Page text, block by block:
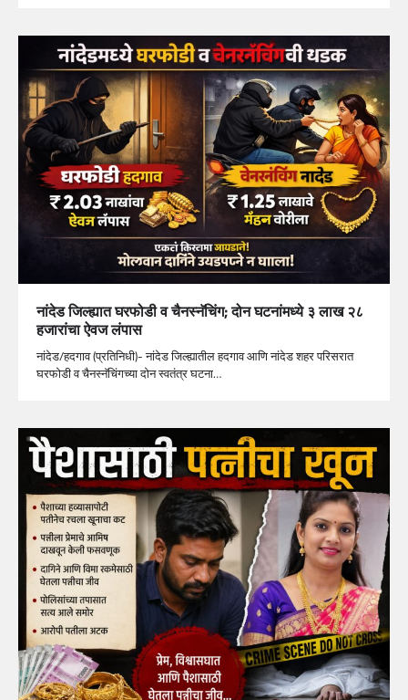
नांदेड जिल्ह्यात घरफोडी व चैनस्नॅचिंग; दोन घटनांमध्ये ३ लाख २८
हजारांचा ऐवज लंपास
नांदेड/हदगाव (प्रतिनिधी)- नांदेड जिल्ह्यातील हदगाव आणि नांदेड शहर परिसरात
घरफोडी व चैनस्नॅचिंगच्या दोन स्वतंत्र घटना…